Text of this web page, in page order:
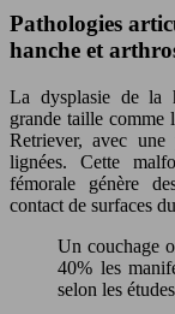
Pathologies
hanche et
La dysplasie de la
grande taille
Retriever, avec une
lignées. Cette
fémorale génère
contact de surfaces
Un couchage
40% les
selon les